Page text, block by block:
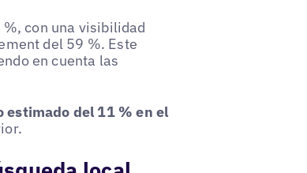
con una visibilidad
del 59 %. Este
en cuenta las
estimado del 11 % en el